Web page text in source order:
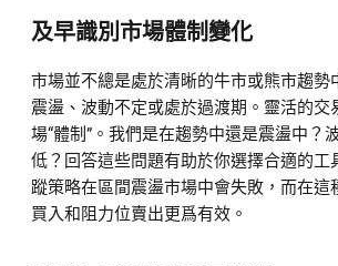
及早識別市場體制變化
市場並不總是處於清晰的牛市或熊市趨勢
震盪、波動不定或處於過渡期。靈活的交
場“體制”。我們是在趨勢中還是震盪中？
低？回答這些問題有助於你選擇合適的工
蹤策略在區間震盪市場中會失敗，而在這
買入和阻力位賣出更爲有效。